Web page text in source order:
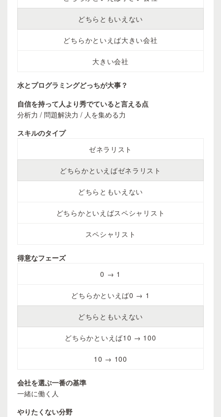
どちらともいえない
どちらかといえば大きい会社
大きい会社
水とプログラミングどっちが大事？
自信を持って人より秀でていると言える点
分析力 / 問題解決力 / 人を集める力
スキルのタイプ
ゼネラリスト
どちらかといえばゼネラリスト
どちらともいえない
どちらかといえばスペシャリスト
スペシャリスト
得意なフェーズ
0 → 1
どちらかといえば0 → 1
どちらともいえない
どちらかといえば10 → 100
10 → 100
会社を選ぶ一番の基準
一緒に働く人
やりたくない分野